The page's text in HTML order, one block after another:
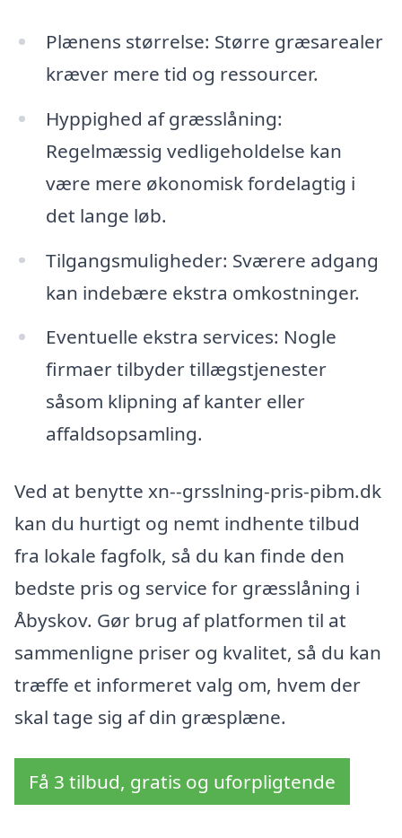
Plænens størrelse: Større græsarealer
kræver mere tid og ressourcer.
Hyppighed af græsslåning:
Regelmæssig vedligeholdelse kan
være mere økonomisk fordelagtig i
det lange løb.
Tilgangsmuligheder: Sværere adgang
kan indebære ekstra omkostninger.
Eventuelle ekstra services: Nogle
firmaer tilbyder tillægstjenester
såsom klipning af kanter eller
affaldsopsamling.
Ved at benytte xn--grsslning-pris-pibm.dk
kan du hurtigt og nemt indhente tilbud
fra lokale fagfolk, så du kan finde den
bedste pris og service for græsslåning i
Åbyskov. Gør brug af platformen til at
sammenligne priser og kvalitet, så du kan
træffe et informeret valg om, hvem der
skal tage sig af din græsplæne.
Få 3 tilbud, gratis og uforpligtende